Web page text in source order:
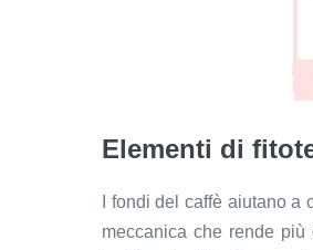
Elementi di
I fondi del caffè aiutano
meccanica che rende